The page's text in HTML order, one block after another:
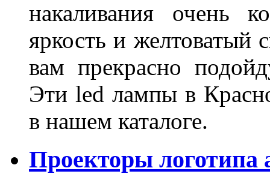
накаливания очень
яркость и желтоватый
вам прекрасно
Эти led лампы в
в нашем каталоге.
Проекторы логотипа